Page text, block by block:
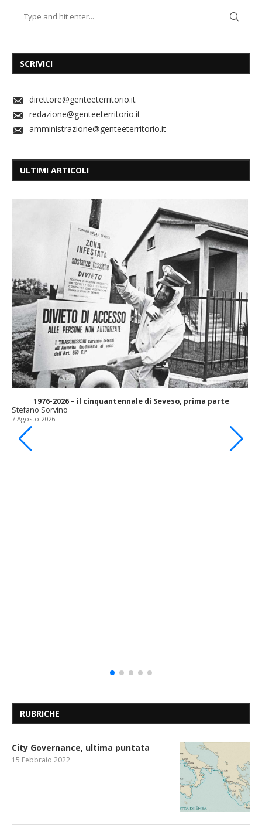
SCRIVICI
direttore@genteeterritorio.it
redazione@genteeterritorio.it
amministrazione@genteeterritorio.it
ULTIMI ARTICOLI
1976-2026 – il cinquantennale di Seveso, prima parte
Stefano Sorvino
7 Agosto 2026
RUBRICHE
City Governance, ultima puntata
15 Febbraio 2022